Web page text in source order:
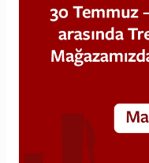
Pastel Stardust
Aydınlatıcı 322 Spica